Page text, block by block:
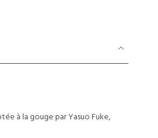
à la gouge par Yasuo Fuke,